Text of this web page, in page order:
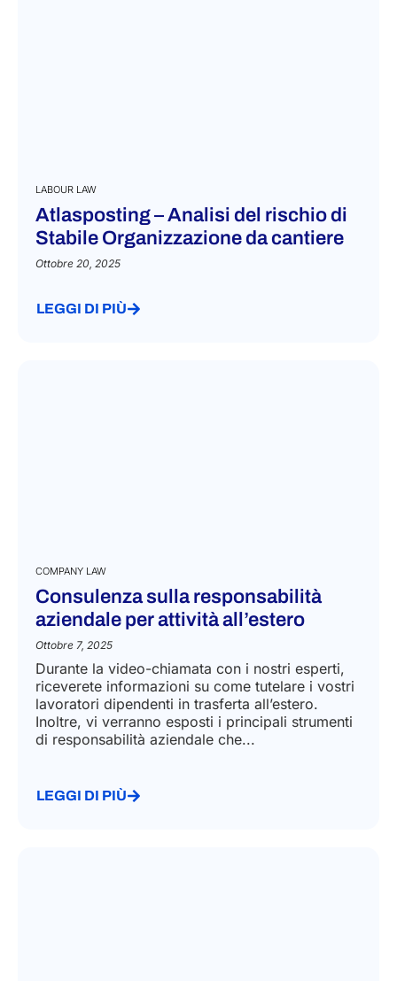
LABOUR LAW
Atlasposting – Analisi del rischio di
Stabile Organizzazione da cantiere
Ottobre 20, 2025
LEGGI DI PIÙ
COMPANY LAW
Consulenza sulla responsabilità
aziendale per attività all’estero
Ottobre 7, 2025
Durante la video-chiamata con i nostri esperti,
riceverete informazioni su come tutelare i vostri
lavoratori dipendenti in trasferta all’estero.
Inoltre, vi verranno esposti i principali strumenti
di responsabilità aziendale che...
LEGGI DI PIÙ